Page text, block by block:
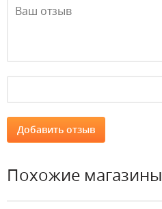
Похожие магазины